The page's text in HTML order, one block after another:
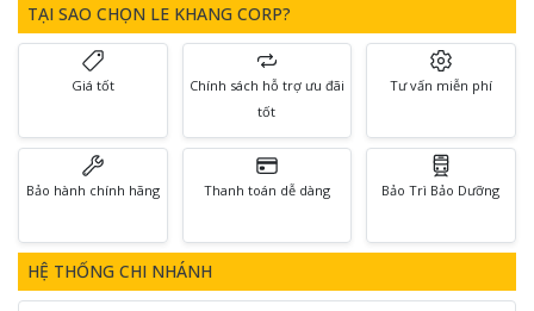
TẠI SAO CHỌN LE KHANG CORP?
Giá tốt
Chính sách hỗ trợ ưu đãi
tốt
Tư vấn miễn phí
Bảo hành chính hãng Thanh toán dễ dàng Bảo Trì Bảo Dưỡng
HỆ THỐNG CHI NHÁNH